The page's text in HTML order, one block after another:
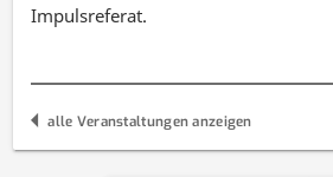
Impulsreferat.
alle Veranstaltungen anzeigen